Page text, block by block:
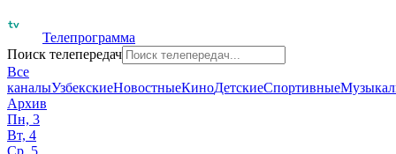
Телепрограмма
Поиск телепередач
Все
каналыУзбекскиеНовостныеКиноДетскиеСпортивные
Архив
Пн, 3
Вт, 4
Ср, 5